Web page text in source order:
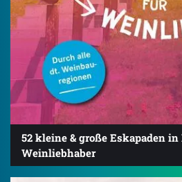
52 kleine & große Eskapaden
Weinliebhaber